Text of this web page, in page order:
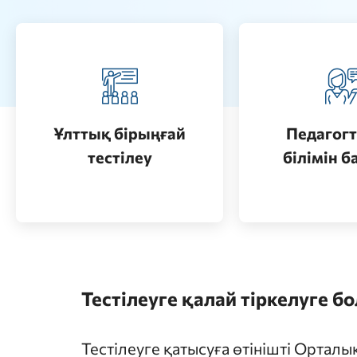
Ұлттық бірыңғай
тестілеу
Қазақстанда жоғары білім
Өту
білімінӨту
Тестілеуге қалай тіркелуге
Тестілеуге қатысуға өтінішті